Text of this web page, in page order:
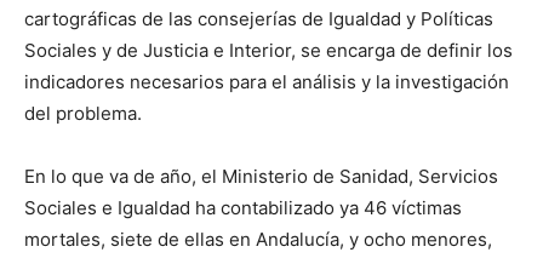
cartográficas de las consejerías de Igualdad y Políticas
Sociales y de Justicia e Interior, se encarga de definir los
indicadores necesarios para el análisis y la investigación
del problema.
En lo que va de año, el Ministerio de Sanidad, Servicios
Sociales e Igualdad ha contabilizado ya 46 víctimas
mortales, siete de ellas en Andalucía, y ocho menores,